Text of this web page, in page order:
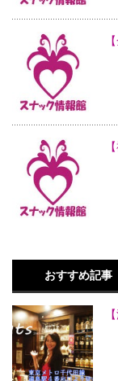
おすすめ記事